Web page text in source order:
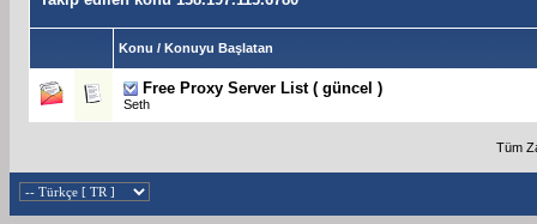
Konu / Konuyu Başlatan
Free Proxy Server List ( güncel )
Seth
Tüm